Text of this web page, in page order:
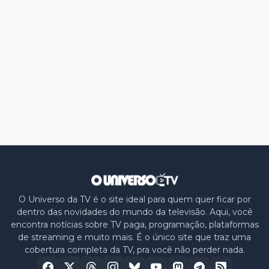
O Universo da TV é o site ideal para quem quer ficar por
dentro das novidades do mundo da televisão. Aqui, você
encontra notícias sobre TV paga, programação, plataformas
de streaming e muito mais. É o único site que traz uma
cobertura completa da TV, pra você não perder nada.